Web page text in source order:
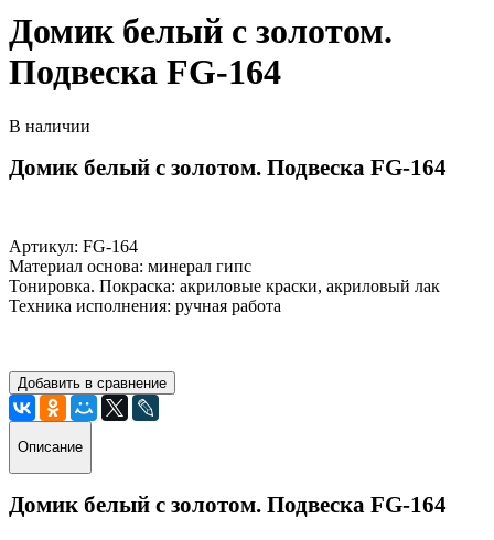
Домик белый с золотом.
Подвеска FG-164
В наличии
Домик белый с золотом. Подвеска FG-164
Артикул: FG-164
Материал основа: минерал гипс
Тонировка. Покраска: акриловые краски, акриловый лак
Техника исполнения: ручная работа
Добавить в сравнение
Описание
Домик белый с золотом. Подвеска FG-164